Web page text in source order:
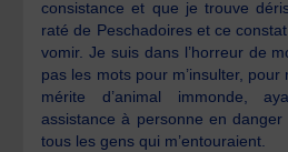
consistance et que je trouve
raté de Peschadoires et ce
vomir. Je suis dans l’horreur de
pas les mots pour m’insulter, pour
mérite d’animal immonde,
assistance à personne en
tous les gens qui m’entouraient.